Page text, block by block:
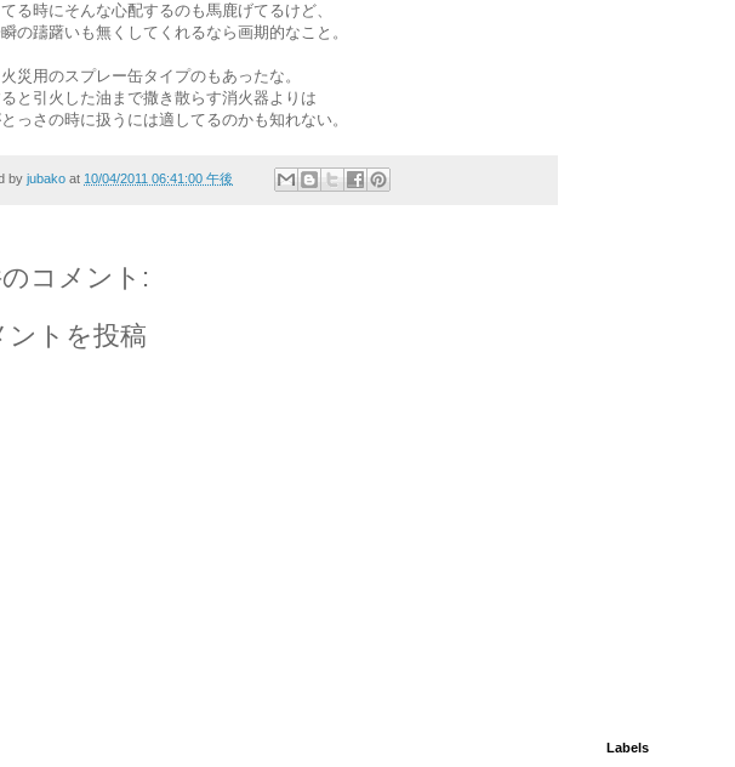
る時にそんな心配するのも馬鹿げてるけど、
の躊躇いも無くしてくれるなら画期的なこと。
災用のスプレー缶タイプのもあったな。
と引火した油まで撒き散らす消火器よりは
っさの時に扱うには適してるのかも知れない。
by jubako at 10/04/2011 06:41:00 午後
コメント:
ントを投稿
Labels